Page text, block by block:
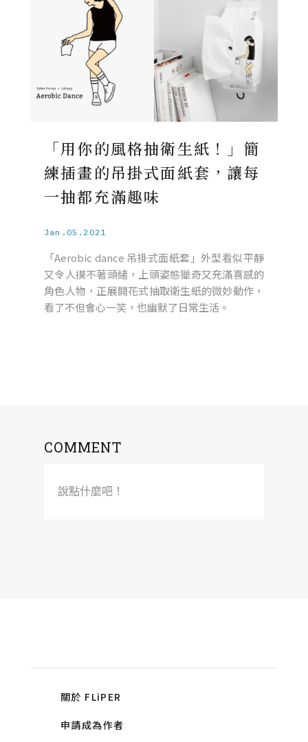
「用你的風格抽衛生紙！」簡
練插畫的吊掛式面紙套，讓每
一抽都充滿趣味
Jan.05.2021
「Aerobic dance 吊掛式面紙套」外型看似平靜
又令人摸不著頭緒，上頭姿態獵奇又充滿喜感的
角色人物，正展開花式抽取衛生紙的微妙動作，
看了不但會心一笑，也幽默了日常生活。
COMMENT
說點什麼吧！
關於 FLiPER
申請成為作者